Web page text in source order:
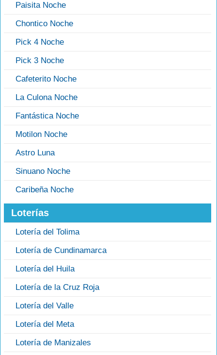
Paisita Noche
Chontico Noche
Pick 4 Noche
Pick 3 Noche
Cafeterito Noche
La Culona Noche
Fantástica Noche
Motilon Noche
Astro Luna
Sinuano Noche
Caribeña Noche
Loterías
Lotería del Tolima
Lotería de Cundinamarca
Lotería del Huila
Lotería de la Cruz Roja
Lotería del Valle
Lotería del Meta
Lotería de Manizales